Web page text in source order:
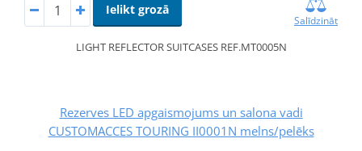
Ielikt grozā
Salīdzināt
LIGHT REFLECTOR SUITCASES REF.MT0005N
Rezerves LED apgaismojums un salona vadi
CUSTOMACCES TOURING II0001N melns/pelēks